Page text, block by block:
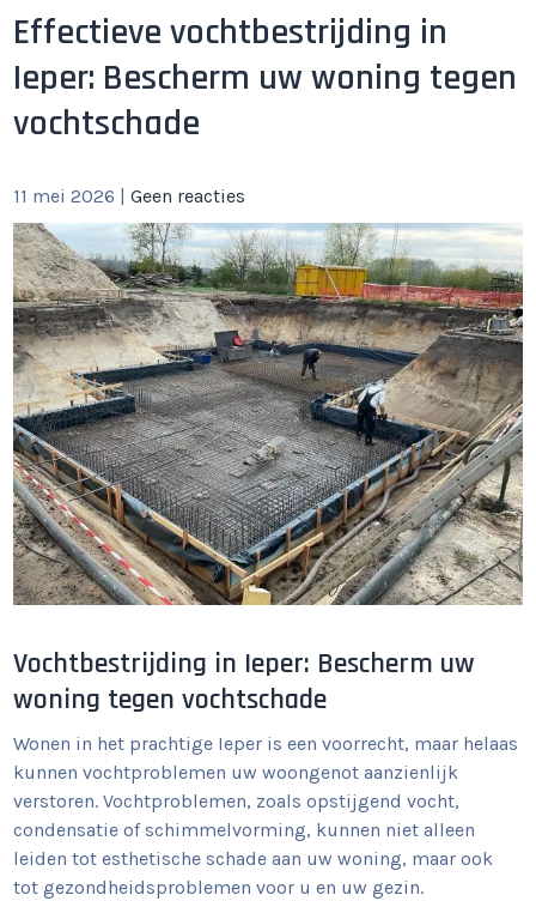
Effectieve vochtbestrijding in
Ieper: Bescherm uw woning tegen
vochtschade
11 mei 2026 |Geen reacties
Vochtbestrijding in Ieper: Bescherm uw
woning tegen vochtschade
Wonen in het prachtige Ieper is een voorrecht, maar helaas
kunnen vochtproblemen uw woongenot aanzienlijk
verstoren. Vochtproblemen, zoals opstijgend vocht,
condensatie of schimmelvorming, kunnen niet alleen
leiden tot esthetische schade aan uw woning, maar ook
tot gezondheidsproblemen voor u en uw gezin.